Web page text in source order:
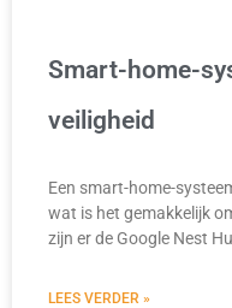
Smart-home-
veiligheid
Een smart-home-
wat is het gemakkelijk
zijn er de Google Nest
LEES VERDER »